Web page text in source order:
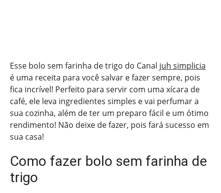
Esse bolo sem farinha de trigo do Canal juh simplicia
é uma receita para você salvar e fazer sempre, pois
fica incrível! Perfeito para servir com uma xícara de
café, ele leva ingredientes simples e vai perfumar a
sua cozinha, além de ter um preparo fácil e um ótimo
rendimento! Não deixe de fazer, pois fará sucesso em
sua casa!
Como fazer bolo sem farinha de
trigo